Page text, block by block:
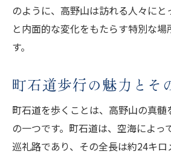
のように、高野山は訪れる人々にと
と内面的な変化をもたらす特別な
す。
町石道歩行の魅力とそ
町石道を歩くことは、高野山の真
の一つです。町石道は、空海によっ
巡礼路であり、その全長は約24キロ